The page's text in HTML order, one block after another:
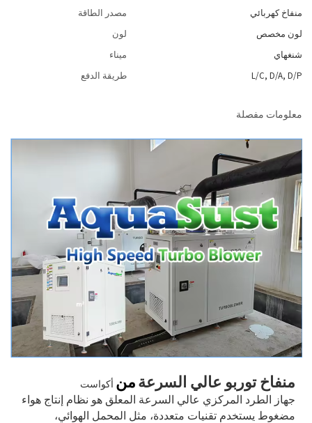
مصدر الطاقة
منفاخ كهربائي
لون
لون مخصص
ميناء
شنغهاي
طريقة الدفع
L/C, D/A, D/P
معلومات مفصلة
منفاخ توربو عالي السرعة من أكواست
جهاز الطرد المركزي عالي السرعة المعلق هو نظام إنتاج هواء
مضغوط يستخدم تقنيات متعددة، مثل المحمل الهوائي،